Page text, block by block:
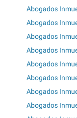
Abogados
Abogados
Abogados
Abogados
Abogados
Abogados
Abogados
Abogados